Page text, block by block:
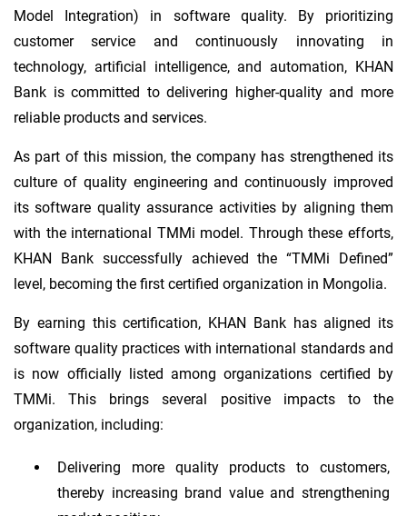
Model Integration) in software quality. By prioritizing
customer service and continuously innovating in
technology, artificial intelligence, and automation, KHAN
Bank is committed to delivering higher-quality and more
reliable products and services.
As part of this mission, the company has strengthened its
culture of quality engineering and continuously improved
its software quality assurance activities by aligning them
with the international TMMi model. Through these efforts,
KHAN Bank successfully achieved the “TMMi Defined”
level, becoming the first certified organization in Mongolia.
By earning this certification, KHAN Bank has aligned its
software quality practices with international standards and
is now officially listed among organizations certified by
TMMi. This brings several positive impacts to the
organization, including:
Delivering more quality products to customers,
thereby increasing brand value and strengthening